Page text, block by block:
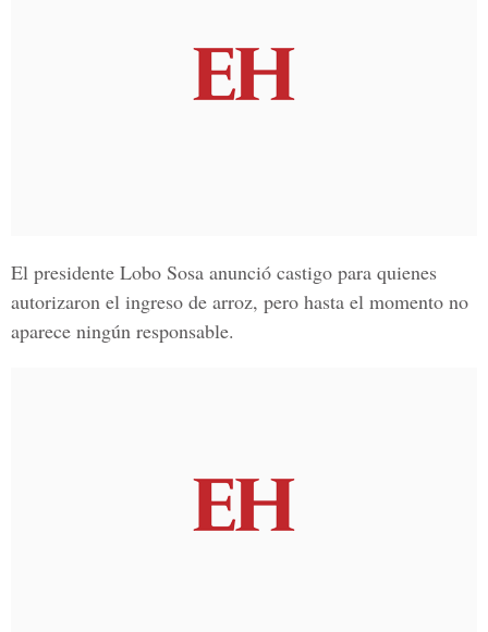
El presidente Lobo Sosa anunció castigo para quienes
autorizaron el ingreso de arroz, pero hasta el momento no
aparece ningún responsable.